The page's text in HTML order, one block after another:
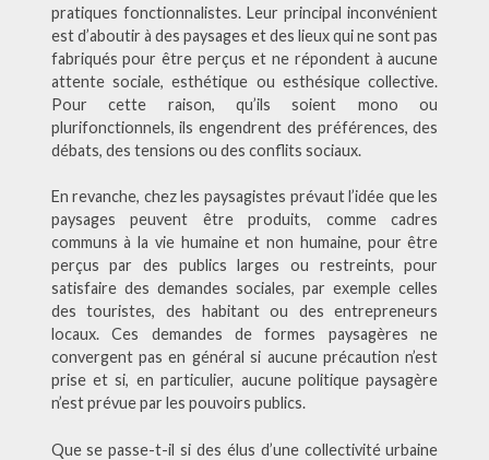
pratiques fonctionnalistes. Leur principal inconvénient
est d’aboutir à des paysages et des lieux qui ne sont pas
fabriqués pour être perçus et ne répondent à aucune
attente sociale, esthétique ou esthésique collective.
Pour cette raison, qu’ils soient mono ou
plurifonctionnels, ils engendrent des préférences, des
débats, des tensions ou des conflits sociaux.
En revanche, chez les paysagistes prévaut l’idée que les
paysages peuvent être produits, comme cadres
communs à la vie humaine et non humaine, pour être
perçus par des publics larges ou restreints, pour
satisfaire des demandes sociales, par exemple celles
des touristes, des habitant ou des entrepreneurs
locaux. Ces demandes de formes paysagères ne
convergent pas en général si aucune précaution n’est
prise et si, en particulier, aucune politique paysagère
n’est prévue par les pouvoirs publics.
Que se passe-t-il si des élus d’une collectivité urbaine